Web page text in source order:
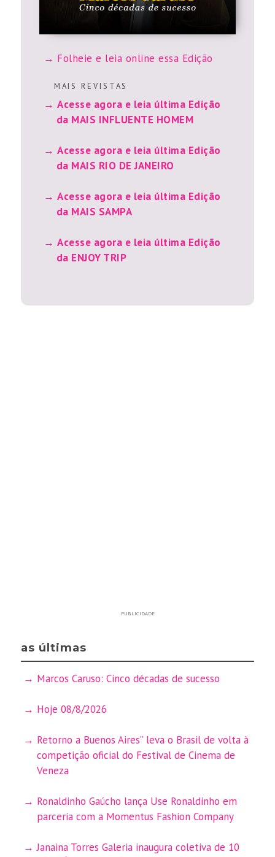
Folheie e leia online essa Edição
M A I S R E V I S T A S
Acesse agora e leia última Edição
da MAIS INFLUENTE HOMEM
Acesse agora e leia última Edição
da MAIS RIO DE JANEIRO
Acesse agora e leia última Edição
da MAIS SAMPA
Acesse agora e leia última Edição
da ENJOY TRIP
PUBLICIDADE
as últimas
Marcos Caruso: Cinco décadas de sucesso
Hoje 08/8/2026
Retorno a Buenos Aires” leva o Brasil de volta à
competição oficial do Festival de Cinema de
Veneza
Ronaldinho Gaúcho lança Use Ronaldinho em
parceria com a Momentus Fashion Company
Janaina Torres Galeria inaugura coletiva de 10